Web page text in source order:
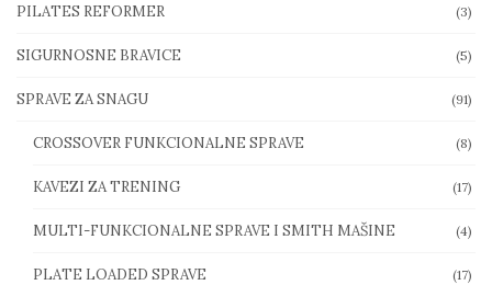
PILATES REFORMER (3)
SIGURNOSNE BRAVICE (5)
SPRAVE ZA SNAGU (91)
CROSSOVER FUNKCIONALNE SPRAVE (8)
KAVEZI ZA TRENING (17)
MULTI-FUNKCIONALNE SPRAVE I SMITH MAŠINE (4)
PLATE LOADED SPRAVE (17)